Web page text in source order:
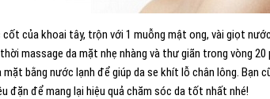
cốt của khoai tây, trộn với 1 muỗng mật ong, vài giọt
massage da mặt nhẹ nhàng và thư giãn trong vòng
bằng nước lạnh để giúp da se khít lỗ chân lông. Bạn
đặn để mang lại hiệu quả chăm sóc da tốt nhất nhé!